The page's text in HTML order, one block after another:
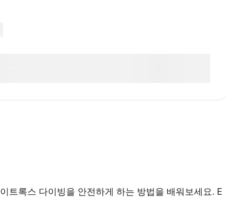
트록스 다이빙을 안전하게 하는 방법을 배워보세요. E